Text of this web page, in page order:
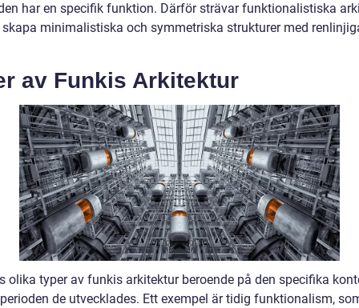
har en specifik funktion. Därför strävar funktionalistiska
minimalistiska och symmetriska strukturer med
av Funkis Arkitektur
olika typer av funkis arkitektur beroende på den specifika
de utvecklades. Ett exempel är tidig funktionalism,